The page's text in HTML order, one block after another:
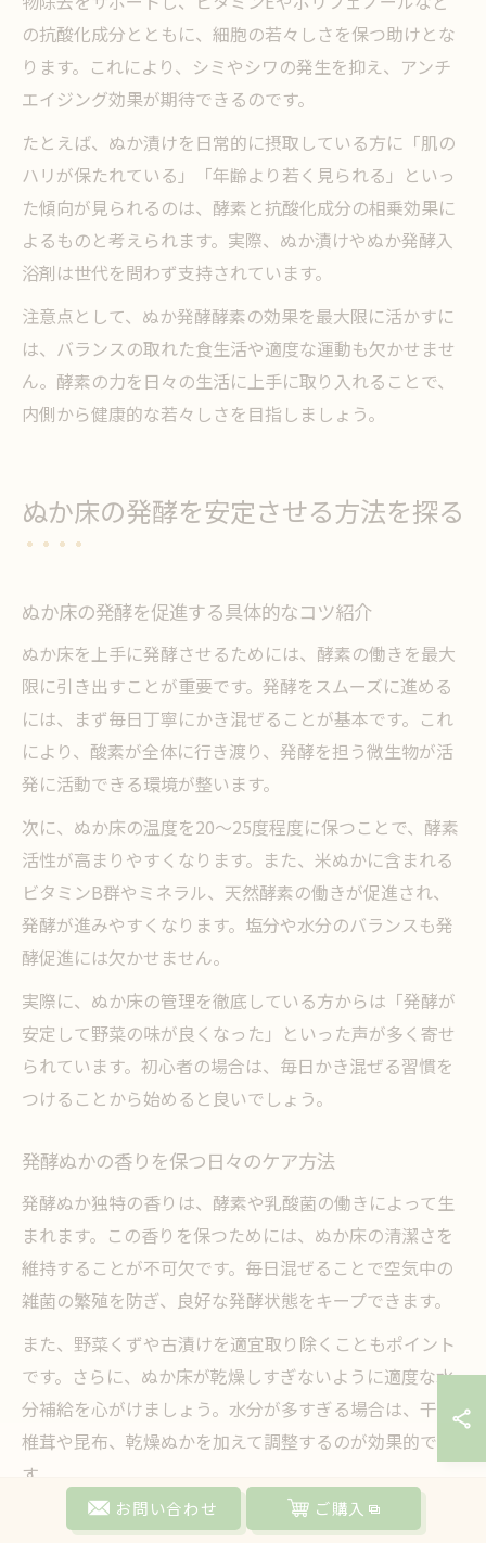
の抗酸化成分とともに、細胞の若々しさを保つ助けとな
ります。これにより、シミやシワの発生を抑え、アンチ
エイジング効果が期待できるのです。
たとえば、ぬか漬けを日常的に摂取している方に「肌の
ハリが保たれている」「年齢より若く見られる」といっ
た傾向が見られるのは、酵素と抗酸化成分の相乗効果に
よるものと考えられます。実際、ぬか漬けやぬか発酵入
浴剤は世代を問わず支持されています。
注意点として、ぬか発酵酵素の効果を最大限に活かすに
は、バランスの取れた食生活や適度な運動も欠かせませ
ん。酵素の力を日々の生活に上手に取り入れることで、
内側から健康的な若々しさを目指しましょう。
ぬか床の発酵を安定させる方法を探る
ぬか床の発酵を促進する具体的なコツ紹介
ぬか床を上手に発酵させるためには、酵素の働きを最大
限に引き出すことが重要です。発酵をスムーズに進める
には、まず毎日丁寧にかき混ぜることが基本です。これ
により、酸素が全体に行き渡り、発酵を担う微生物が活
発に活動できる環境が整います。
次に、ぬか床の温度を20～25度程度に保つことで、酵素
活性が高まりやすくなります。また、米ぬかに含まれる
ビタミンB群やミネラル、天然酵素の働きが促進され、
発酵が進みやすくなります。塩分や水分のバランスも発
酵促進には欠かせません。
実際に、ぬか床の管理を徹底している方からは「発酵が
安定して野菜の味が良くなった」といった声が多く寄せ
られています。初心者の場合は、毎日かき混ぜる習慣を
つけることから始めると良いでしょう。
発酵ぬかの香りを保つ日々のケア方法
発酵ぬか独特の香りは、酵素や乳酸菌の働きによって生
まれます。この香りを保つためには、ぬか床の清潔さを
維持することが不可欠です。毎日混ぜることで空気中の
雑菌の繁殖を防ぎ、良好な発酵状態をキープできます。
また、野菜くずや古漬けを適宜取り除くこともポイント
です。さらに、ぬか床が乾燥しすぎないように適度な水
分補給を心がけましょう。水分が多すぎる場合は、干し
椎茸や昆布、乾燥ぬかを加えて調整するのが効果的で
す。
香りの変化に気付いた場合は、塩分やぬかの追加、また
お問い合わせ ご購入